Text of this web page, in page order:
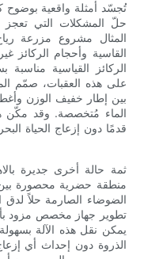
تُجسّد أمثلة واقعية
حلّ المشكلات التي تعجز
المثال مشروع مزرعة
القاسية وأحجام الركائز
الركائز القياسية مناسبة
على هذه العقبات، صمّم
بين إطار خفيف الوزن
الماء مُتخصصة. وقد مكّن
قدمًا دون إزعاج الحياة
ثمة حالة أخرى جديرة
منطقة حضرية محصورة بين
الضوضاء الصارمة حلاً لدق
تطوير جهاز مخصص مزود
يمكن نقل هذه الآلة
الذروة دون إحداث أي